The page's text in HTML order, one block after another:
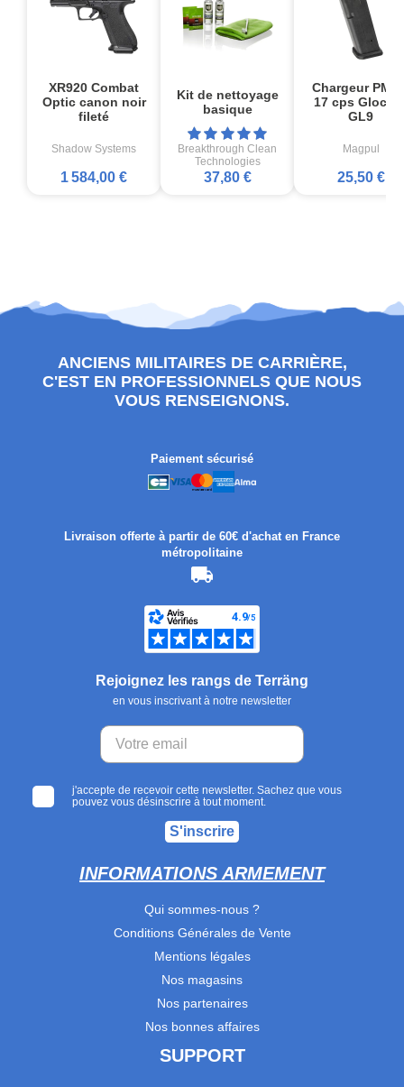
XR920 Combat
Optic canon noir
fileté
Shadow Systems
1 584,00 €
Kit de nettoyage
basique
Breakthrough Clean
Technologies
37,80 €
Chargeur
17 cps
GL9
Magpul
25,50 €
ANCIENS MILITAIRES DE CARRIÈRE,
C'EST EN PROFESSIONNELS QUE NOUS
VOUS RENSEIGNONS.
Paiement sécurisé
Livraison offerte à partir de 60€ d'achat en France
métropolitaine
Rejoignez les rangs de Terräng
en vous inscrivant à notre newsletter
j'accepte de recevoir cette newsletter. Sachez que vous
pouvez vous désinscrire à tout moment.
S'inscrire
INFORMATIONS ARMEMENT
Qui sommes-nous ?
Conditions Générales de Vente
Mentions légales
Nos magasins
Nos partenaires
Nos bonnes affaires
SUPPORT